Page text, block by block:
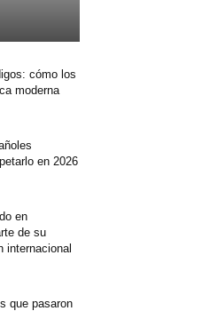
cómo los
moderna
en 2026
en
de su
internacional
que pasaron